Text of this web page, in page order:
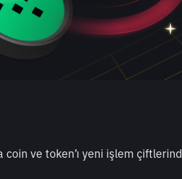
ve token’ı yeni işlem